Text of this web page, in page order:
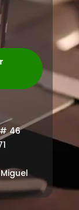
46